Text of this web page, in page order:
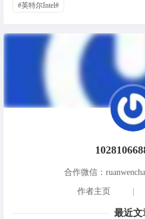
#英特尔Intel#
合作微信：
作者主页
最近文